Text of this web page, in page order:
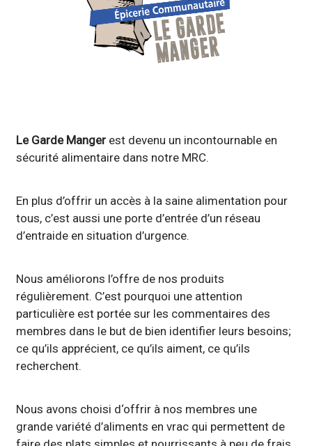
Le Garde Manger est devenu un incontournable en
sécurité alimentaire dans notre MRC.
En plus d’offrir un accès à la saine alimentation pour
tous, c’est aussi une porte d’entrée d’un réseau
d’entraide en situation d’urgence.
Nous améliorons l’offre de nos produits
régulièrement. C’est pourquoi une attention
particulière est portée sur les commentaires des
membres dans le but de bien identifier leurs besoins;
ce qu’ils apprécient, ce qu’ils aiment, ce qu’ils
recherchent.
Nous avons choisi d‘offrir à nos membres une
grande variété d’aliments en vrac qui permettent de